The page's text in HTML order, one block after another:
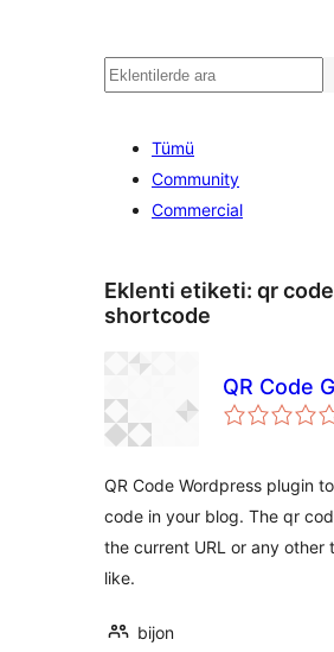
Ara
Tümü
Community
Commercial
Eklenti etiketi: qr code
shortcode
QR Code
QR Code Wordpress plugin
code in your blog. The qr
the current URL or any other
like.
bijon